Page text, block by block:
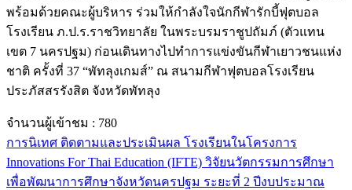
พร้อมด้วยคณะผู้บริหาร ร่วมให้กำลังใจนักกีฬารักบี้ฟุตบอล
โรงเรียน ภ.ป.ร.ราชวิทยาลัย ในพระบรมราชูปถัมภ์ (ตัวแทน
เขต 7 นครปฐม) ก่อนเดินทางไปทำการแข่งขันกีฬาเยาวชนแห่ง
ชาติ ครั้งที่ 37 “พัทลุงเกมส์” ณ สนามกีฬาฟุตบอลโรงเรียน
ประภัสสรรังสิต จังหวัดพัทลุง
จำนวนผู้เข้าชม : 780
การนิเทศ ติดตามและประเมินผล โรงเรียนในโครงการ
Innovations For Thai Education (IFTE) วิจัยนวัตกรรมการศึกษา
เพื่อพัฒนาการศึกษาจังหวัดนครปฐม ระยะที่ 2 ปีงบประมาณ